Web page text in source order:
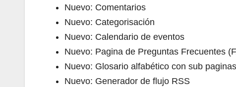
Nuevo: Comentarios
Nuevo: Categorisación
Nuevo: Calendario de eventos
Nuevo: Pagina de Preguntas Frecuentes
Nuevo: Glosario alfabético con sub paginas
Nuevo: Generador de flujo RSS